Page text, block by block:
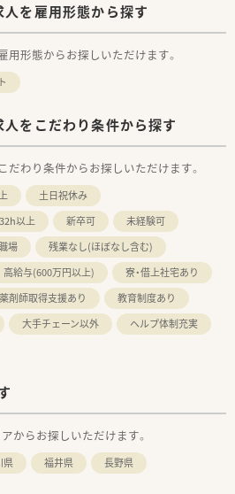
を雇用形態から探す
形態からお探しいただけます。
をこだわり条件から探す
わり条件からお探しいただけます。
土日祝休み
以上 新卒可
未経験可
場
残業なし(ほぼなし含む)
高給与(600万円以上)
寮・借上社宅あり
剤師取得支援あり
教育制度あり
大手チェーン以外
ヘルプ体制充実
からお探しいただけます。
県 福井県 長野県